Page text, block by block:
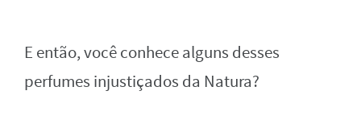
E então, você conhece alguns desses
perfumes injustiçados da Natura?